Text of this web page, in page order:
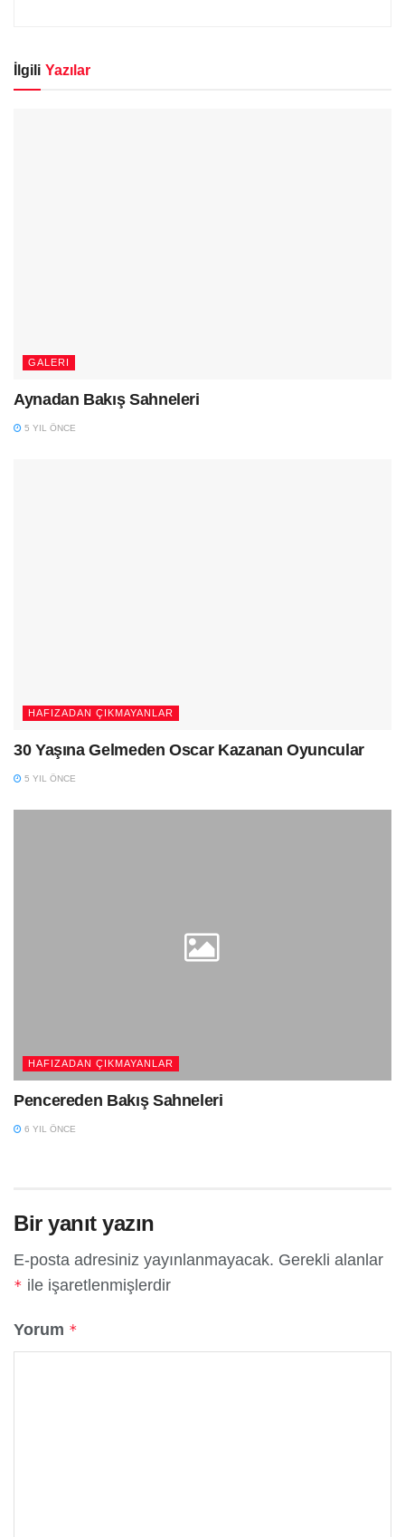
İlgili Yazılar
GALERI
Aynadan Bakış Sahneleri
5 YIL ÖNCE
HAFIZADAN ÇIKMAYANLAR
30 Yaşına Gelmeden Oscar Kazanan Oyuncular
5 YIL ÖNCE
HAFIZADAN ÇIKMAYANLAR
Pencereden Bakış Sahneleri
6 YIL ÖNCE
Bir yanıt yazın
E-posta adresiniz yayınlanmayacak. Gerekli alanlar
* ile işaretlenmişlerdir
Yorum *